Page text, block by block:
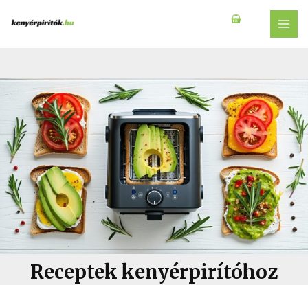
Receptek kenyérpirítóhoz